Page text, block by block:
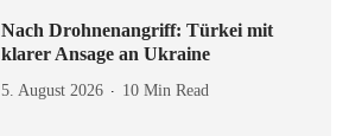
Nach Drohnenangriff: Türkei mit
klarer Ansage an Ukraine
5. August 2026 10 Min Read